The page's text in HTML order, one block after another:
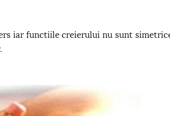
iar functiile creierului nu sunt